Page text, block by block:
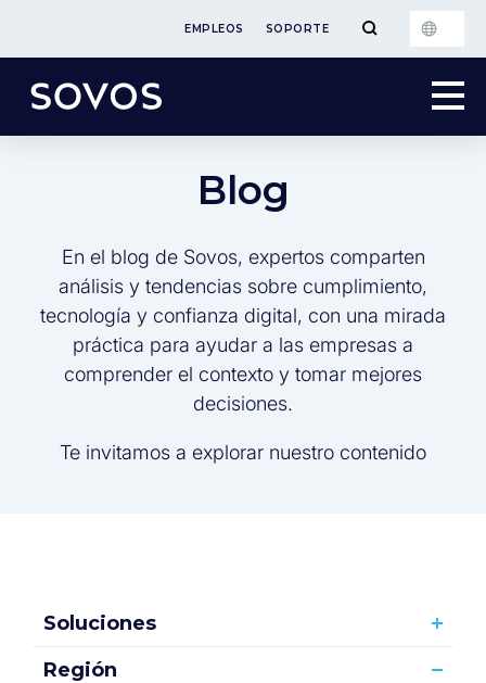
EMPLEOS SOPORTE
Blog
En el blog de Sovos, expertos comparten
análisis y tendencias sobre cumplimiento,
tecnología y confianza digital, con una mirada
práctica para ayudar a las empresas a
comprender el contexto y tomar mejores
decisiones.
Te invitamos a explorar nuestro contenido
Soluciones
Región